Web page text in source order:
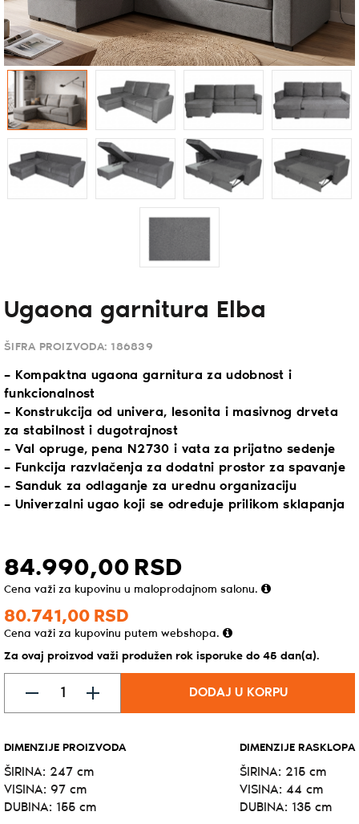
Ugaona garnitura Elba
ŠIFRA PROIZVODA: 186839
– Kompaktna ugaona garnitura za udobnost i
funkcionalnost
– Konstrukcija od univera, lesonita i masivnog drveta
za stabilnost i dugotrajnost
– Val opruge, pena N2730 i vata za prijatno sedenje
– Funkcija razvlačenja za dodatni prostor za spavanje
– Sanduk za odlaganje za urednu organizaciju
– Univerzalni ugao koji se određuje prilikom sklapanja
84.990,00 RSD
Cena važi za kupovinu u maloprodajnom salonu.
80.741,00 RSD
Cena važi za kupovinu putem webshopa.
Za ovaj proizvod važi produžen rok isporuke do 45 dan(a).
DODAJ U KORPU
DIMENZIJE PROIZVODA
ŠIRINA: 247 cm
VISINA: 97 cm
DUBINA: 155 cm
DIMENZIJE RASKLOPA
ŠIRINA: 215 cm
VISINA: 44 cm
DUBINA: 135 cm